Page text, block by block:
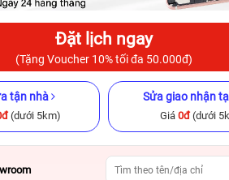
-6.500.000đ
Đặt lịch ngay
(Tặng Voucher 10% tối đa 50.000đ)
tận nhà
(dưới 5km)
Sửa giao nhận
Giá 0đ(dưới